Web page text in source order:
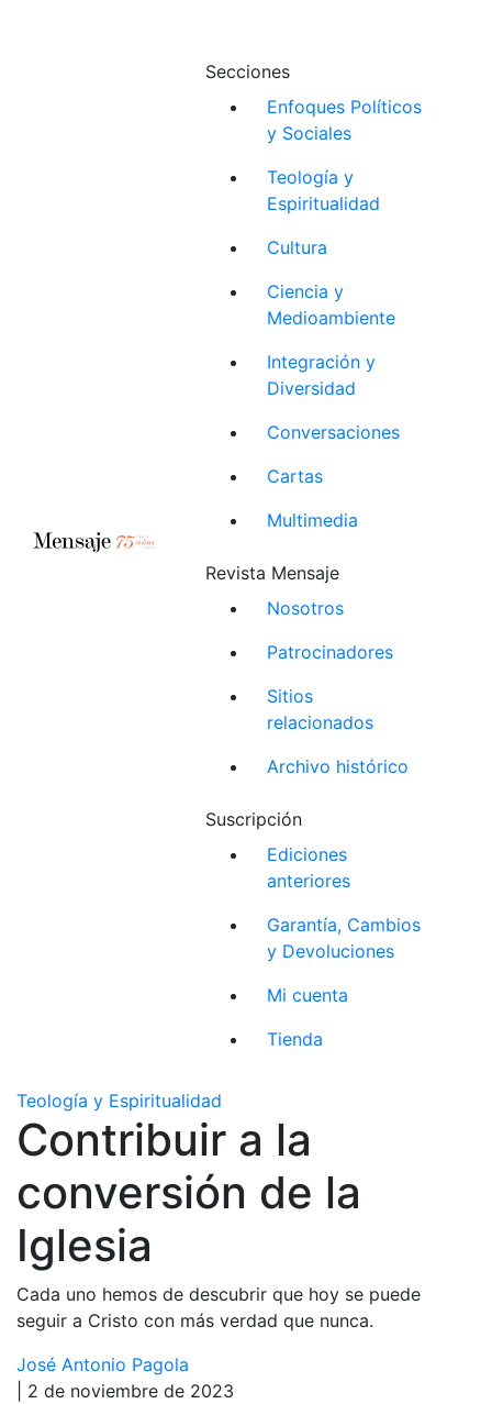
Secciones
Enfoques Políticos
y Sociales
Teología y
Espiritualidad
Cultura
Ciencia y
Medioambiente
Integración y
Diversidad
Conversaciones
Cartas
Multimedia
Revista Mensaje
Nosotros
Patrocinadores
Sitios
relacionados
Archivo histórico
Suscripción
Ediciones
anteriores
Garantía, Cambios
y Devoluciones
Mi cuenta
Tienda
Teología y Espiritualidad
Contribuir a la
conversión de la
Iglesia
Cada uno hemos de descubrir que hoy se puede
seguir a Cristo con más verdad que nunca.
José Antonio Pagola
| 2 de noviembre de 2023